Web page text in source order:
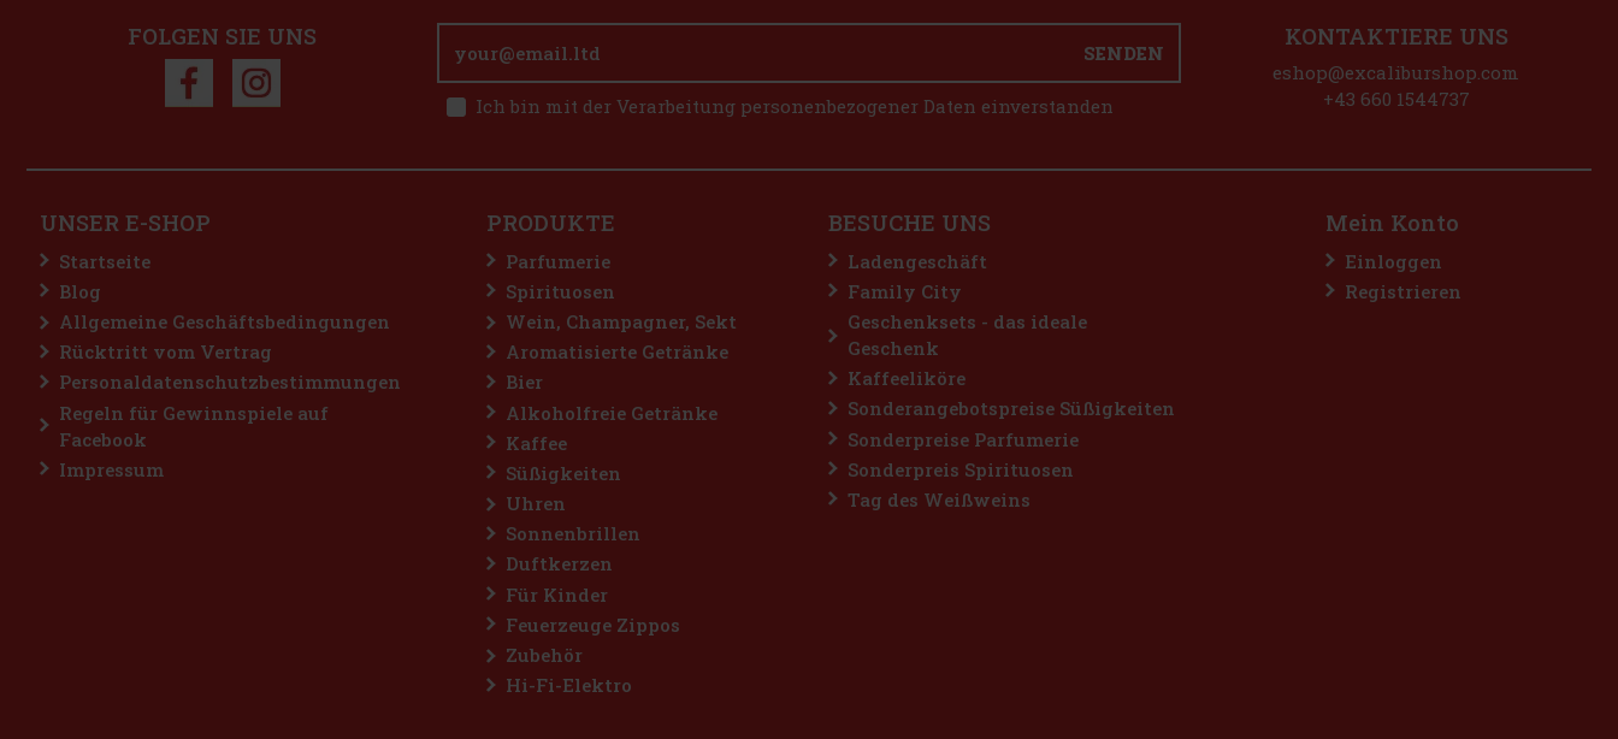
FOLGEN SIE UNS
SENDEN
Ich bin mit der Verarbeitung personenbezogener Daten einverstanden
KONTAKTIERE UNS
eshop@excaliburshop.com
+43 660 1544737
UNSER E-SHOP
Startseite
Blog
Allgemeine Geschäftsbedingungen
Rücktritt vom Vertrag
Personaldatenschutzbestimmungen
Regeln für Gewinnspiele auf
Facebook
Impressum
PRODUKTE
Parfumerie
Spirituosen
Wein, Champagner, Sekt
Aromatisierte Getränke
Bier
Alkoholfreie Getränke
Kaffee
Süßigkeiten
Uhren
Sonnenbrillen
Duftkerzen
Für Kinder
Feuerzeuge Zippos
Zubehör
Hi-Fi-Elektro
BESUCHE UNS
Ladengeschäft
Family City
Geschenksets - das ideale
Geschenk
Kaffeeliköre
Sonderangebotspreise Süßigkeiten
Sonderpreise Parfumerie
Sonderpreis Spirituosen
Tag des Weißweins
Mein Konto
Einloggen
Registrieren